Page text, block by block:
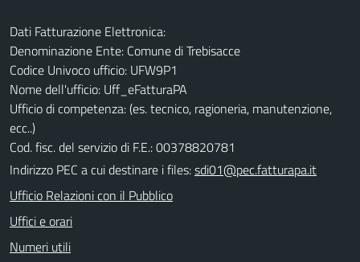
Dati Fatturazione Elettronica:
Denominazione Ente: Comune di Trebisacce
Codice Univoco ufficio: UFW9P1
Nome dell'ufficio: Uff_eFatturaPA
Ufficio di competenza: (es. tecnico, ragioneria, manutenzione,
ecc..)
Cod. fisc. del servizio di F.E.: 00378820781
Indirizzo PEC a cui destinare i files:sdi01@pec.fatturapa.it
Ufficio Relazioni con il Pubblico
Uffici e orari
Numeri utili